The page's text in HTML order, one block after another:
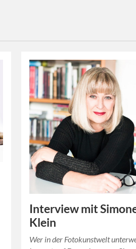
Interview mit
Klein
Wer in der Fotokunstwelt